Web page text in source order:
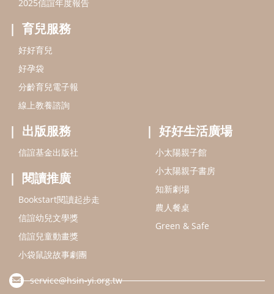
閱讀推廣
Bookstart閱讀起步走
信誼幼兒文學獎
信誼兒童動畫獎
小袋鼠說故事劇團
service@hsin-yi.org.tw
信誼好好育兒
小太陽親子書房
(02)2396-5305轉2345 (週一～週五 9:00～18:00)
認識信誼 合作洽談 智慧財產權聲明
本網站建議使用IE9(含以上)或 Google Chrome 版本瀏覽器
信誼基金會/上誼文化實業股份有限公司 版權所有 ©